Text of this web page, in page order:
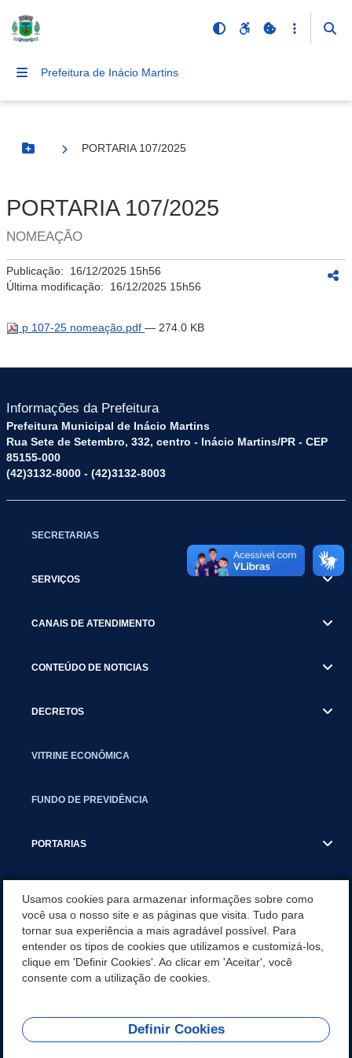
Prefeitura de Inácio Martins
Botão Menu
PORTARIA 107/2025
PORTARIA 107/2025
NOMEAÇÃO
Publicação: 16/12/2025 15h56
Última modificação: 16/12/2025 15h56
p 107-25 nomeação.pdf — 274.0 KB
Informações da Prefeitura
Prefeitura Municipal de Inácio Martins
Rua Sete de Setembro, 332, centro - Inácio Martins/PR - CEP
85155-000
(42)3132-8000 - (42)3132-8003
SECRETARIAS
SERVIÇOS
CANAIS DE ATENDIMENTO
CONTEÚDO DE NOTICIAS
DECRETOS
VITRINE ECONÔMICA
FUNDO DE PREVIDÊNCIA
PORTARIAS
CONCURSO/PSS/CONVOCAÇÃO
INCENTIVOS PÚBLICOS À PROJETOS CULTURAIS - INÁCIO
MARTINS PR
REDES SOCIAIS
Usamos cookies para armazenar informações sobre como
você usa o nosso site e as páginas que visita. Tudo para
tornar sua experiência a mais agradável possível. Para
entender os tipos de cookies que utilizamos e customizá-los,
clique em 'Definir Cookies'. Ao clicar em 'Aceitar', você
consente com a utilização de cookies.
Definir Cookies